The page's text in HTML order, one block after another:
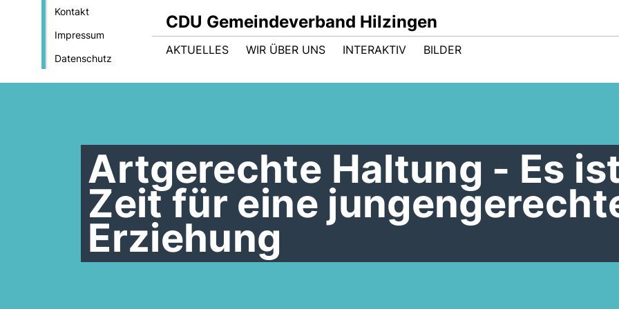
Kontakt
Impressum
Datenschutz
CDU Gemeindeverband Hilzingen
AKTUELLES WIR ÜBER UNS INTERAKTIV BILDER
Artgerechte Haltung - Es
Zeit für eine
Erziehung